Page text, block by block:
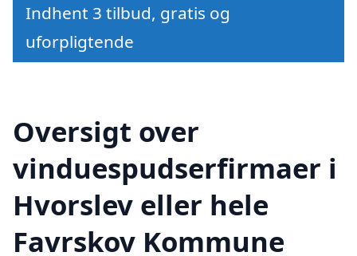
Indhent 3 tilbud, gratis og
uforpligtende
Oversigt over
vinduespudserfirmaer i
Hvorslev eller hele
Favrskov Kommune